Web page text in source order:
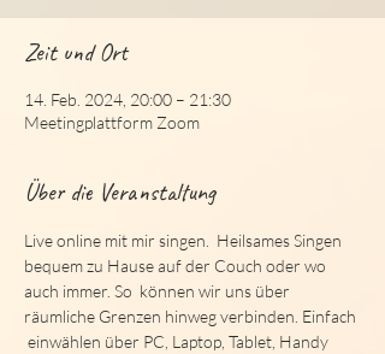
Zeit und Ort
14. Feb. 2024, 20:00 – 21:30
Meetingplattform Zoom
Über die Veranstaltung
Live online mit mir singen.  Heilsames Singen
bequem zu Hause auf der Couch oder wo
auch immer. So  können wir uns über
räumliche Grenzen hinweg verbinden. Einfach
einwählen über PC, Laptop, Tablet, Handy